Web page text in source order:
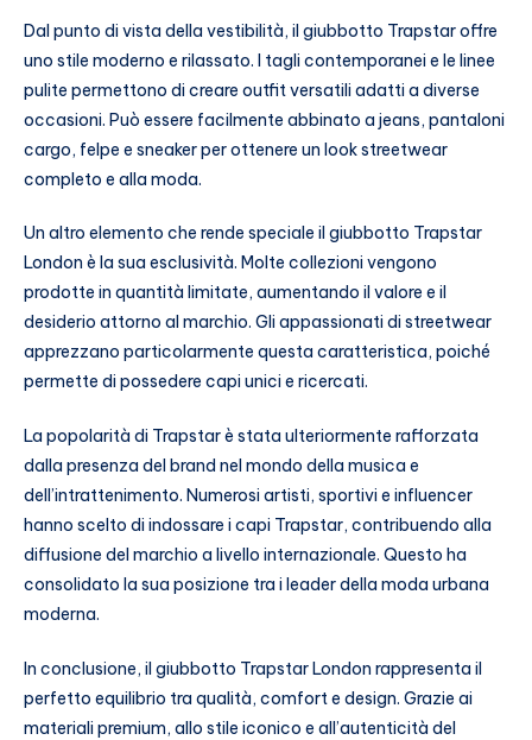
Dal punto di vista della vestibilità, il giubbotto Trapstar offre
uno stile moderno e rilassato. I tagli contemporanei e le linee
pulite permettono di creare outfit versatili adatti a diverse
occasioni. Può essere facilmente abbinato a jeans, pantaloni
cargo, felpe e sneaker per ottenere un look streetwear
completo e alla moda.
Un altro elemento che rende speciale il giubbotto Trapstar
London è la sua esclusività. Molte collezioni vengono
prodotte in quantità limitate, aumentando il valore e il
desiderio attorno al marchio. Gli appassionati di streetwear
apprezzano particolarmente questa caratteristica, poiché
permette di possedere capi unici e ricercati.
La popolarità di Trapstar è stata ulteriormente rafforzata
dalla presenza del brand nel mondo della musica e
dell’intrattenimento. Numerosi artisti, sportivi e influencer
hanno scelto di indossare i capi Trapstar, contribuendo alla
diffusione del marchio a livello internazionale. Questo ha
consolidato la sua posizione tra i leader della moda urbana
moderna.
In conclusione, il giubbotto Trapstar London rappresenta il
perfetto equilibrio tra qualità, comfort e design. Grazie ai
materiali premium, allo stile iconico e all’autenticità del